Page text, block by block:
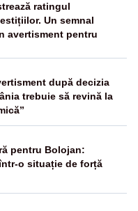
ratingul
Un semnal
avertisment pentru
după decizia
trebuie să revină la
pentru Bolojan:
o situație de forță